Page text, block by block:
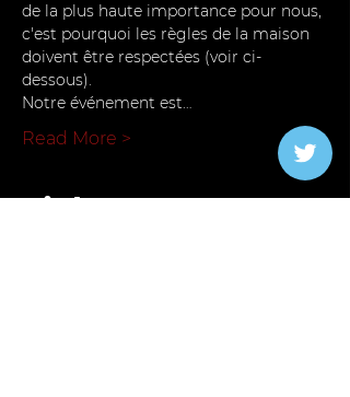
de la plus haute importance pour nous,
c'est pourquoi les règles de la maison
doivent être respectées (voir ci-
dessous).
Notre événement est…
Read More >
Tickets